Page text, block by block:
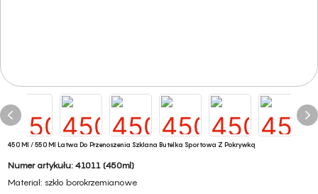
450 Ml / 550 Ml Łatwa Do Przenoszenia Szklana Butelka Sportowa Z Pokrywką
Numer artykułu: 41011 (450ml)
Materiał: szkło borokrzemianowe